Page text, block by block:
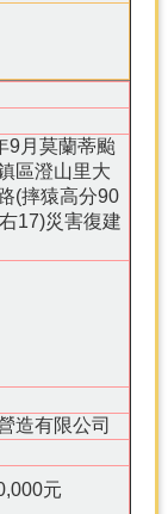
9月莫蘭蒂颱
區澄山里大
(摔猿高分90
17)災害復建
造有限公司
元